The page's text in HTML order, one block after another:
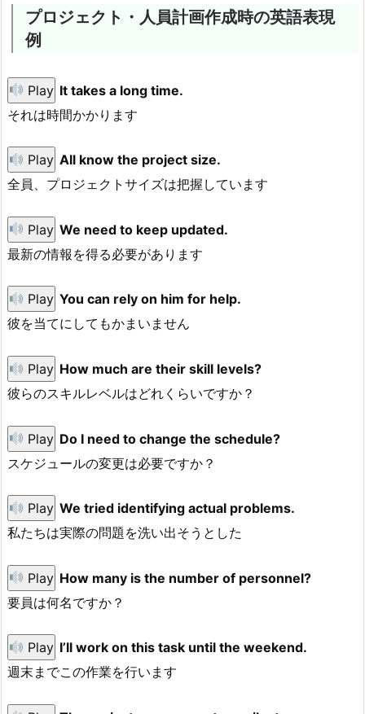
プロジェクト・人員計画作成時の英語表現
例
Play It takes a long time.
それは時間かかります
Play All know the project size.
全員、プロジェクトサイズは把握しています
Play We need to keep updated.
最新の情報を得る必要があります
Play You can rely on him for help.
彼を当てにしてもかまいません
Play How much are their skill levels?
彼らのスキルレベルはどれくらいですか？
Play Do I need to change the schedule?
スケジュールの変更は必要ですか？
Play We tried identifying actual problems.
私たちは実際の問題を洗い出そうとした
Play How many is the number of personnel?
要員は何名ですか？
Play I’ll work on this task until the weekend.
週末までこの作業を行います